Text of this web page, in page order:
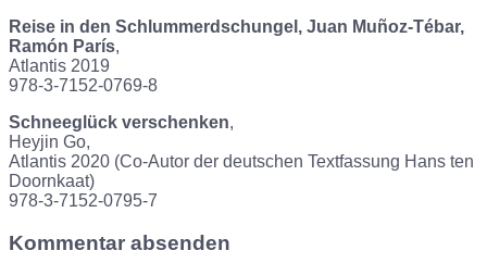
Reise in den Schlummerdschungel, Juan Muñoz-Tébar,
Ramón París,
Atlantis 2019
978-3-7152-0769-8
Schneeglück verschenken,
Heyjin Go,
Atlantis 2020 (Co-Autor der deutschen Textfassung Hans ten
Doornkaat)
978-3-7152-0795-7
Kommentar absenden